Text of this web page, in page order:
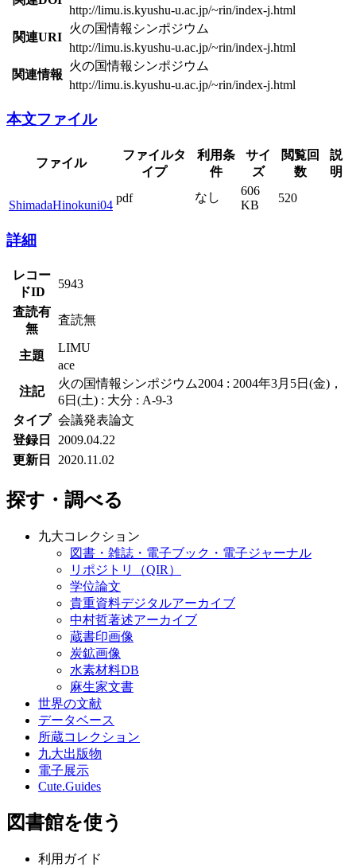
http://limu.is.kyushu-u.ac.jp/~rin/index-j.html
関連URI
火の国情報シンポジウム
http://limu.is.kyushu-u.ac.jp/~rin/index-j.html
関連情報
火の国情報シンポジウム
http://limu.is.kyushu-u.ac.jp/~rin/index-j.html
本文ファイル
ファイル
ファイルタ
イプ
利用条
件
サイ
ズ
閲覧回
数
説
明
ShimadaHinokuni04
pdf なし
606
KB
520
詳細
レコー
ドID
5943
査読有
無
査読無
主題
LIMU
ace
注記
火の国情報シンポジウム2004 : 2004年3月5日(金)，
6日(土) : 大分 : A-9-3
タイプ 会議発表論文
登録日
2009.04.22
更新日
2020.11.02
探す・調べる
九大コレクション
図書・雑誌・電子ブック・電子ジャーナル
リポジトリ（QIR）
学位論文
貴重資料デジタルアーカイブ
中村哲著述アーカイブ
蔵書印画像
炭鉱画像
水素材料DB
麻生家文書
世界の文献
データベース
所蔵コレクション
九大出版物
電子展示
Cute.Guides
図書館を使う
利用ガイド